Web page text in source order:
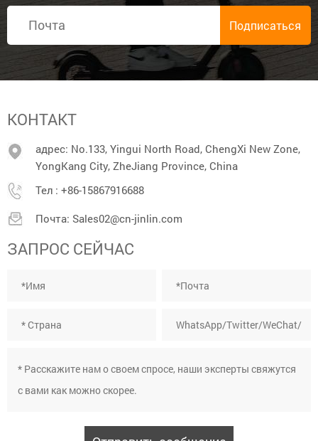
КОНТАКТ
адрес: No.133, Yingui North Road, ChengXi New Zone,
YongKang City, ZheJiang Province, China
Тел : +86-15867916688
Почта: Sales02@cn-jinlin.com
ЗАПРОС СЕЙЧАС